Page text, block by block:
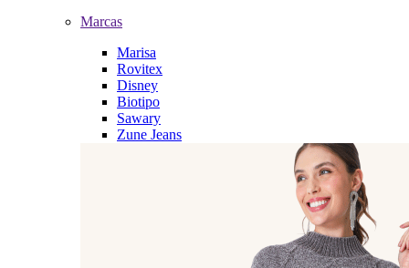
Marcas
Marisa
Rovitex
Disney
Biotipo
Sawary
Zune Jeans